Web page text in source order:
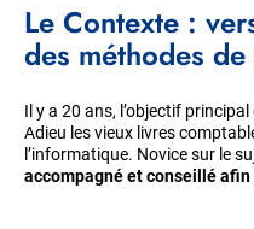
de
la
page
Le Contexte :
des méthodes
Il y a 20 ans, l’objectif
Adieu les vieux livres
l’informatique. Novice sur le
accompagné et conseillé